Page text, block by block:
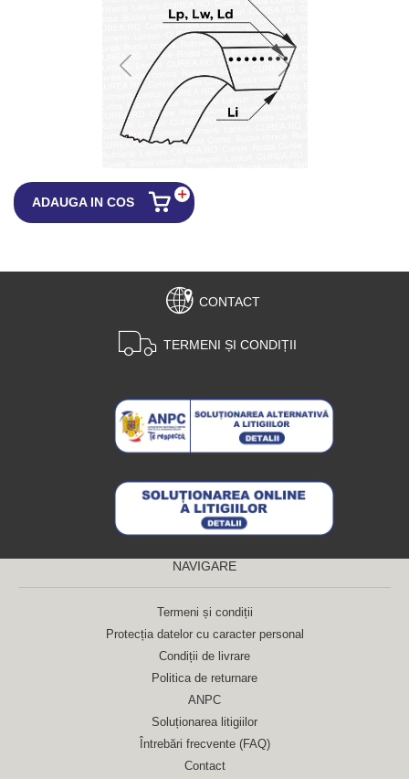
ADAUGA IN COS
CONTACT
TERMENI ȘI CONDIȚII
NAVIGARE
Termeni și condiții
Protecția datelor cu caracter personal
Condiții de livrare
Politica de returnare
ANPC
Soluționarea litigiilor
Întrebări frecvente (FAQ)
Contact